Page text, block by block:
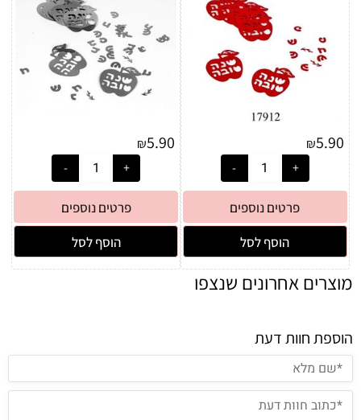
₪5.90
פרטים נוספים
הוסף לסל
₪5.90
פרטים נוספים
הוסף לסל
מוצרים אחרונים שנצפו
הוספת חוות דעת